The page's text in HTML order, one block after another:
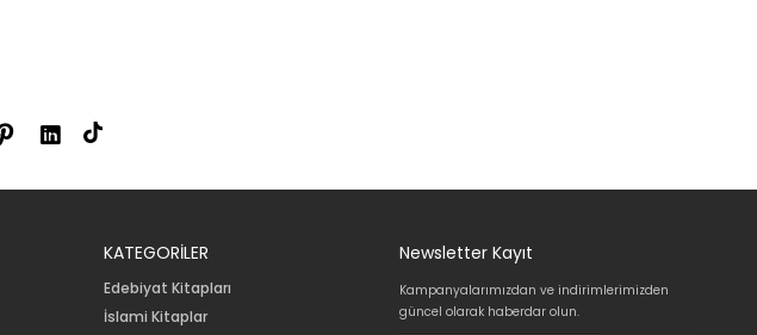
KATEGORİLER
Edebiyat Kitapları
İslami Kitaplar
Newsletter Kayıt
Kampanyalarımızdan ve indirimlerimizden
güncel olarak haberdar olun.